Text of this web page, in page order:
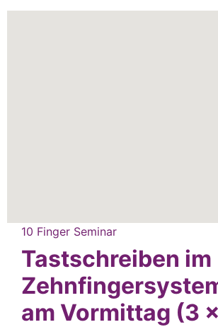
10 Finger Seminar
Tastschreiben im
am Vormittag (3